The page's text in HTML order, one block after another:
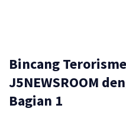
Bincang
J5NEWSROOM
Bagian 1